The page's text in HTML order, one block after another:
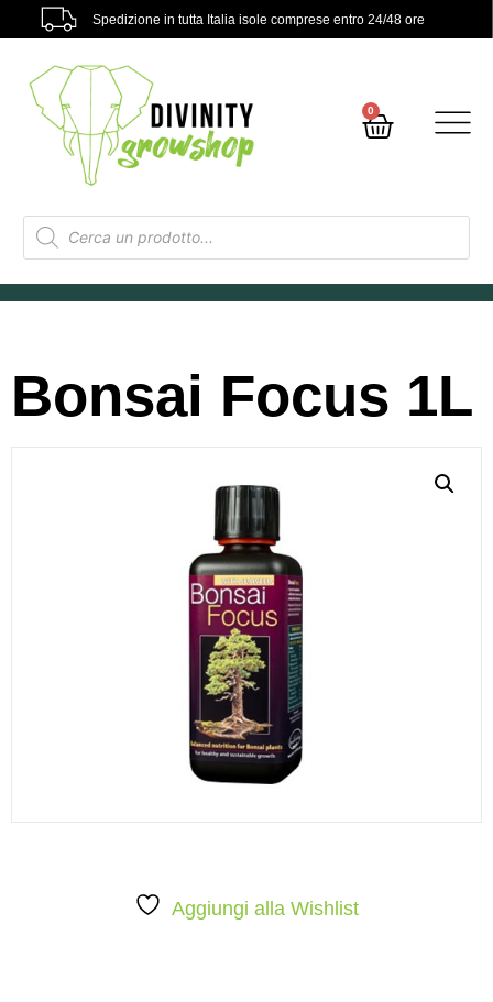
Spedizione in tutta Italia isole comprese entro 24/48 ore
0
Bonsai Focus 1L
Aggiungi alla Wishlist